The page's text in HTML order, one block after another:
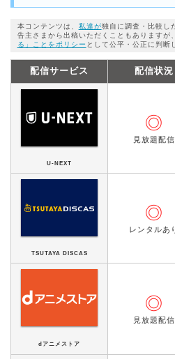
本コンテンツは、 私達が独自に調査・比較し
告主さまから出稿いただくこともありますが
る」ことをポリシー として公平・公正に判断
配信サービス 配信状況
U-NEXT
◎
見放題配信
TSUTAYA DISCAS
◎
レンタルあ
dアニメストア
◎
見放題配信